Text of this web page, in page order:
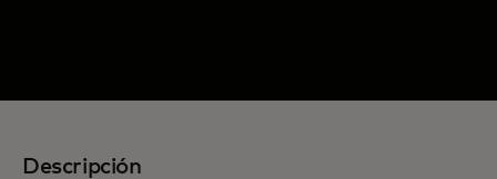
Descripción